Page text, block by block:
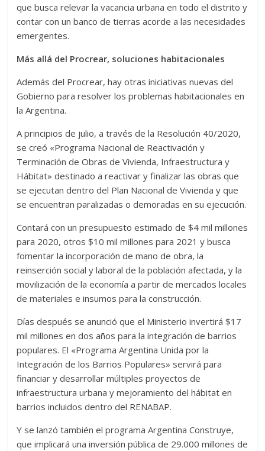
que busca relevar la vacancia urbana en todo el distrito y
contar con un banco de tierras acorde a las necesidades
emergentes.
Más allá del Procrear, soluciones habitacionales
Además del Procrear, hay otras iniciativas nuevas del
Gobierno para resolver los problemas habitacionales en
la Argentina.
A principios de julio, a través de la Resolución 40/2020,
se creó «Programa Nacional de Reactivación y
Terminación de Obras de Vivienda, Infraestructura y
Hábitat» destinado a reactivar y finalizar las obras que
se ejecutan dentro del Plan Nacional de Vivienda y que
se encuentran paralizadas o demoradas en su ejecución.
Contará con un presupuesto estimado de $4 mil millones
para 2020, otros $10 mil millones para 2021 y busca
fomentar la incorporación de mano de obra, la
reinserción social y laboral de la población afectada, y la
movilización de la economía a partir de mercados locales
de materiales e insumos para la construcción.
Días después se anunció que el Ministerio invertirá $17
mil millones en dos años para la integración de barrios
populares. El «Programa Argentina Unida por la
Integración de los Barrios Populares» servirá para
financiar y desarrollar múltiples proyectos de
infraestructura urbana y mejoramiento del hábitat en
barrios incluidos dentro del RENABAP.
Y se lanzó también el programa Argentina Construye,
que implicará una inversión pública de 29.000 millones de